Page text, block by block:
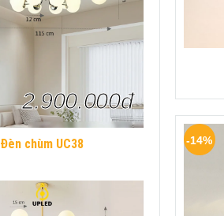
-14%
Đèn chùm UC38
2.900.000đ